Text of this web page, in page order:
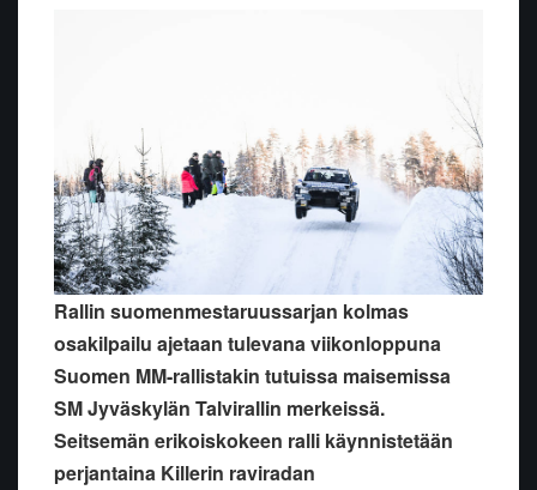
Rallin suomenmestaruussarjan kolmas
osakilpailu ajetaan tulevana viikonloppuna
Suomen MM-rallistakin tutuissa maisemissa
SM Jyväskylän Talvirallin merkeissä.
Seitsemän erikoiskokeen ralli käynnistetään
perjantaina Killerin raviradan